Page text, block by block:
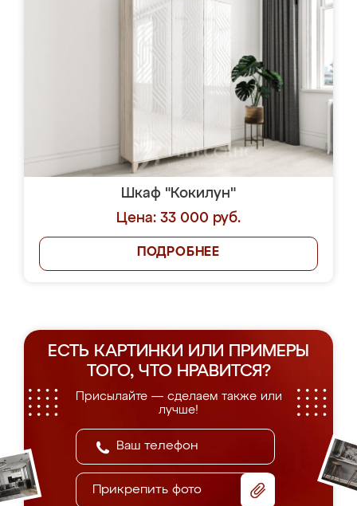
Шкаф "Кокилун"
Цена: 33 000 руб.
ПОДРОБНЕЕ
ЕСТЬ КАРТИНКИ ИЛИ ПРИМЕРЫ
ТОГО, ЧТО НРАВИТСЯ?
Присылайте — сделаем также или
лучше!
Прикрепить фото